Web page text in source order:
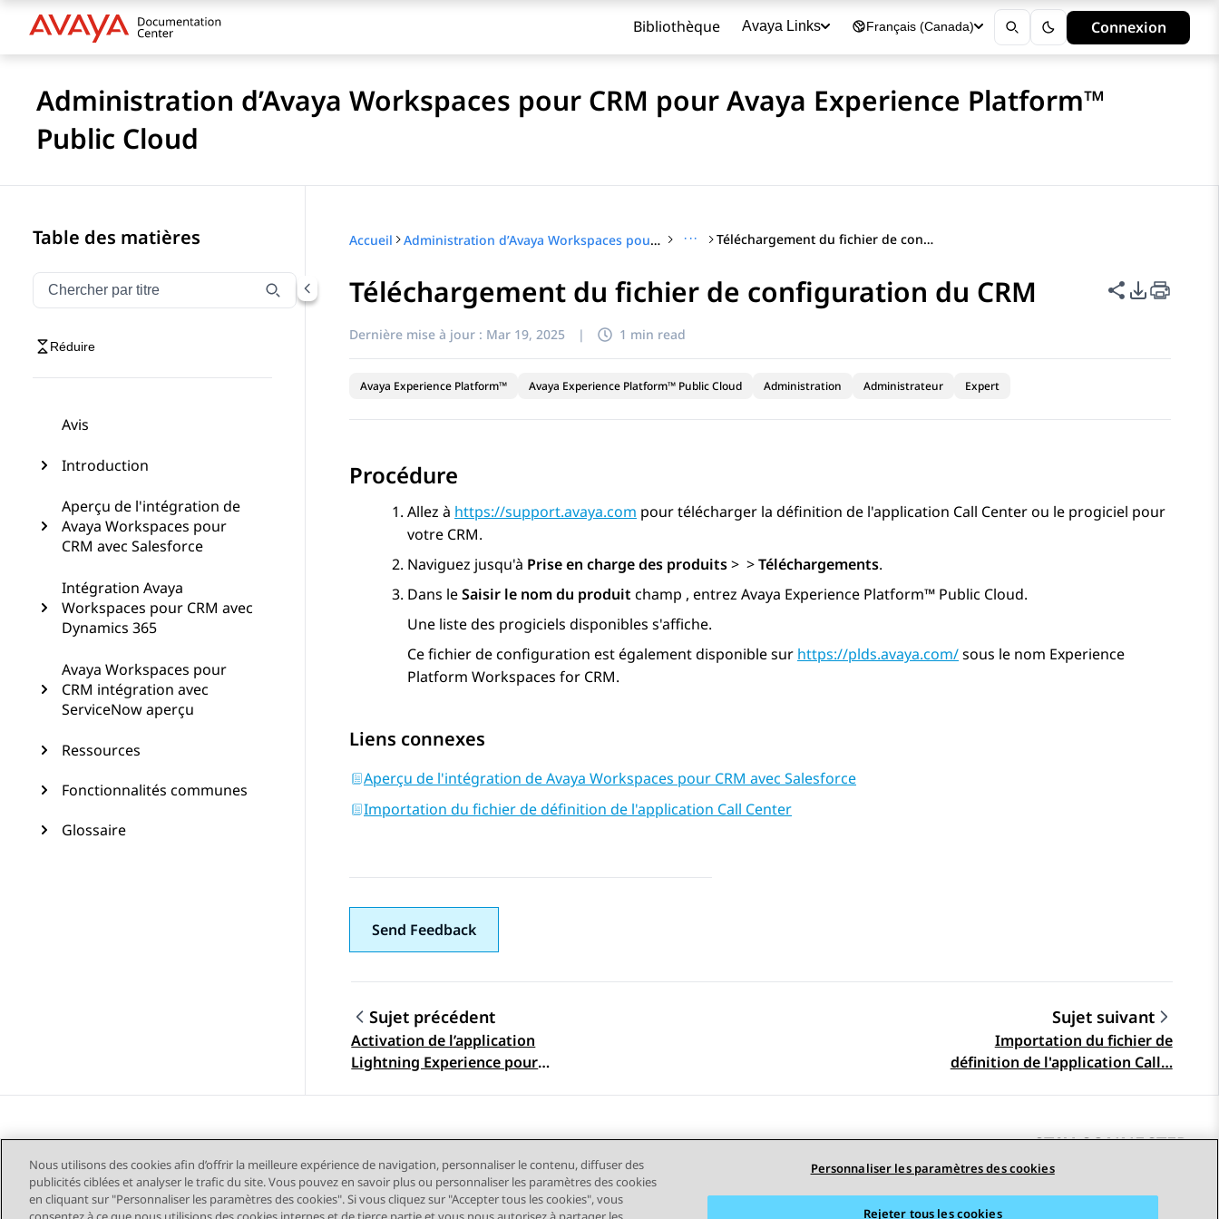
Bibliothèque Avaya Links Français (Canada) Connexion
Administration d’Avaya Workspaces pour CRM pour Avaya Experience Platform™
Public Cloud
Table des matières
Filtrer la navigation par titre
Tapez pour filtrer les éléments de navigation par titre
Réduire
Avis
Introduction
Aperçu de l'intégration de
Avaya Workspaces pour
CRM avec Salesforce
Intégration Avaya
Workspaces pour CRM avec
Dynamics 365
Avaya Workspaces pour
CRM intégration avec
ServiceNow aperçu
Ressources
Fonctionnalités communes
Glossaire
Accueil Administration d’Avaya Workspaces pour CRM pour Avaya Experience Platform™ Public Cloud ··· Téléchargement du fichier de configuration du CRM
Téléchargement du fichier de configuration du CRM Partager
Options
Dernière mise à jour : Mar 19, 2025 | 1 min read
Avaya Experience Platform™ Avaya Experience Platform™ Public Cloud Administration Administrateur Expert
Procédure
Allez à https://support.avaya.com pour télécharger la définition de l'application Call Center ou le progiciel pour
votre CRM.
Naviguez jusqu'à Prise en charge des produits> >Téléchargements.
Dans leSaisir le nom du produit champ , entrez Avaya Experience Platform™ Public Cloud.
Une liste des progiciels disponibles s'affiche.
Ce fichier de configuration est également disponible sur https://plds.avaya.com/sous le nom Experience
Platform Workspaces for CRM.
Liens connexes
Aperçu de l'intégration de Avaya Workspaces pour CRM avec Salesforce
Importation du fichier de définition de l'application Call Center
Send Feedback
Navigation par sujet
Sujet précédent
Activation de l’application
Lightning Experience pour
Sujet suivant
Importation du fichier de
définition de l'application Call…
STAY CONNECTED
Nous utilisons des cookies afin d’offrir la meilleure expérience de navigation, personnaliser le contenu, diffuser des
publicités ciblées et analyser le trafic du site. Vous pouvez en savoir plus ou personnaliser les paramètres des cookies
en cliquant sur "Personnaliser les paramètres des cookies". Si vous cliquez sur "Accepter tous les cookies", vous
Personnaliser les paramètres des cookies
Rejeter tous les cookies